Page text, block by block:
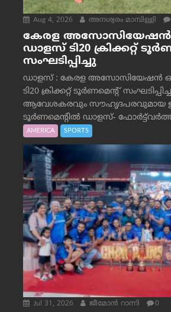
Aug 4, 2026 അനശ്വരം മാമ്പിള്ളി
കേരള
ഡാളസ് ടി20 ക്രിക്കറ്റ്
സംഘടിപ്പിച്ചു
ഡാളസ് : കേരള അസോസിയേഷൻ
ടി20 ക്രിക്കറ്റ് ടൂർണമെന്റ്
ആവേശകരവും
ടൂർണമെന്റിൽ ഡാളസ്-
AMERICA SPORTS
Jul 31, 2026 ജീമോന്‍ റാന്നി 0